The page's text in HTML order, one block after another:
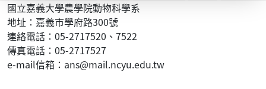
國立嘉義大學農學院動物科學系
地址：嘉義市學府路300號
連絡電話：05-2717520、7522
傳真電話：05-2717527
e-mail信箱：ans@mail.ncyu.edu.tw